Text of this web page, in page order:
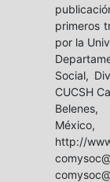
primeros
por la
Social,
CUCSH
http://